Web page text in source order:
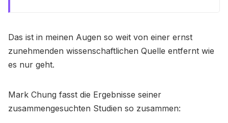
Das ist in meinen Augen so weit von einer ernst
zunehmenden wissenschaftlichen Quelle entfernt wie
es nur geht.
Mark Chung fasst die Ergebnisse seiner
zusammengesuchten Studien so zusammen: